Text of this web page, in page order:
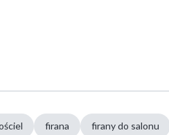
firana firany do salonu